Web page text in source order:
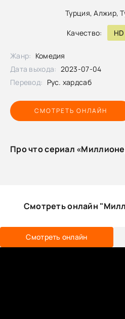
Турция, Алжир,
Качество:
СМОТРЕТЬ ОНЛАЙН
Жанр: Комедия
Дата выхода: 2023-07-04
Перевод: Рус. хардсаб
Про что сериал
Смотреть онлайн
Смотреть онлайн